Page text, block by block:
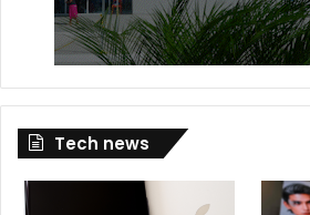
Tech news